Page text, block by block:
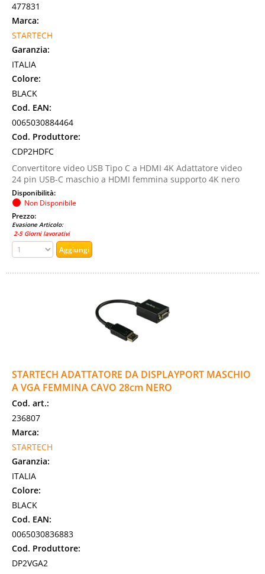
477831
Marca:
STARTECH
Garanzia:
ITALIA
Colore:
BLACK
Cod. EAN:
0065030884464
Cod. Produttore:
CDP2HDFC
Convertitore video USB Tipo C a HDMI 4K Adattatore video
24 pin USB-C maschio a HDMI femmina supporto 4K nero
Disponibilità:
Non Disponibile
Prezzo:
Evasione Articolo:
2-5 Giorni lavorativi
STARTECH ADATTATORE DA DISPLAYPORT MASCHIO
A VGA FEMMINA CAVO 28cm NERO
Cod. art.:
236807
Marca:
STARTECH
Garanzia:
ITALIA
Colore:
BLACK
Cod. EAN:
0065030836883
Cod. Produttore:
DP2VGA2